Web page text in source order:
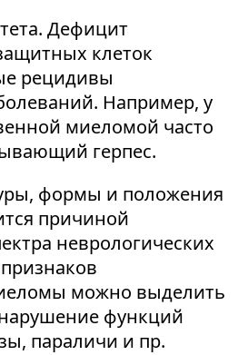
Дефицит
клеток
рецидивы
Например, у
миеломой часто
герпес.
формы и положения
причиной
неврологических
можно выделить
функций
параличи и пр.